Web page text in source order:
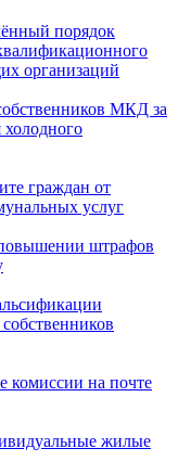
порядок
организаций
МКД за
холодного
граждан от
услуг
повышении штрафов
комиссии на почте
жилые